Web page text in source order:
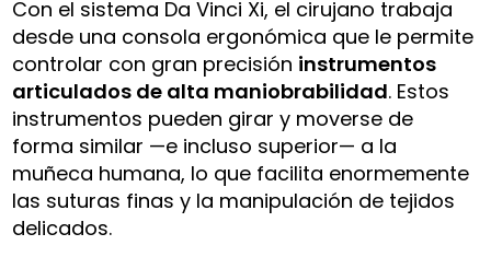
Con el sistema Da Vinci Xi, el cirujano trabaja
desde una consola ergonómica que le permite
controlar con gran precisión instrumentos
articulados de alta maniobrabilidad. Estos
instrumentos pueden girar y moverse de
forma similar —e incluso superior— a la
muñeca humana, lo que facilita enormemente
las suturas finas y la manipulación de tejidos
delicados.